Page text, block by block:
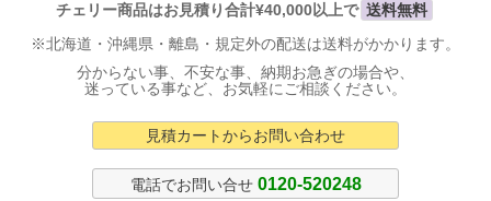
チェリー商品はお見積り合計¥40,000以上で 送料無料
※北海道・沖縄県・離島・規定外の配送は送料がかかります。
分からない事、不安な事、納期お急ぎの場合や、
迷っている事など、お気軽にご相談ください。
見積カートからお問い合わせ
電話でお問い合せ 0120-520248